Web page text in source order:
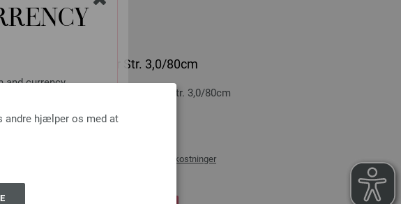
and currency.
andre hjælper os med at
Design Træ Multicolor Str. 3,0/80cm
Rundpind Design Træ Multicolor Str. 3,0/80cm
mm; længde ca. 80 cm
forsendelsesomkostninger